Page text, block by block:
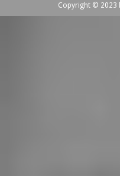
Copyright © 2023